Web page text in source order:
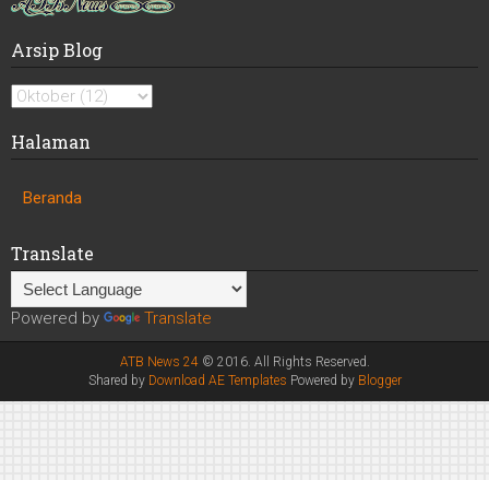
Arsip Blog
Halaman
Beranda
Translate
Powered by Translate
ATB News 24© 2016. All Rights Reserved.
Shared by Download AE Templates Powered by Blogger